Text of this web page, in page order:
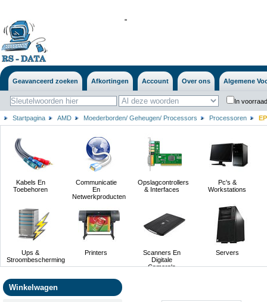
''
Geavanceerd zoeken Afkortingen Account Over ons Algemene
In
Startpagina AMD Moederborden/ Geheugen/ Processors Processoren
Kabels En
Toebehoren
Communicatie
En
Netwerkproducten
Opslagcontrollers
& Interfaces
Pc's &
Workstations
Ups &
Stroombescherming
Printers
Scanners En
Digitale
Camera's
Servers
Winkelwagen